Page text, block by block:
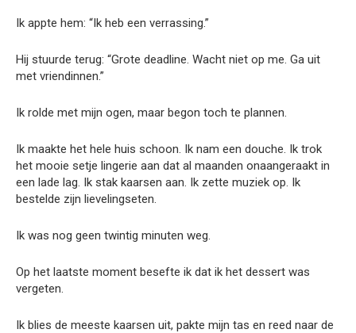
Ik appte hem: “Ik heb een verrassing.”
Hij stuurde terug: “Grote deadline. Wacht niet op me. Ga uit
met vriendinnen.”
Ik rolde met mijn ogen, maar begon toch te plannen.
Ik maakte het hele huis schoon. Ik nam een douche. Ik trok
het mooie setje lingerie aan dat al maanden onaangeraakt in
een lade lag. Ik stak kaarsen aan. Ik zette muziek op. Ik
bestelde zijn lievelingseten.
Ik was nog geen twintig minuten weg.
Op het laatste moment besefte ik dat ik het dessert was
vergeten.
Ik blies de meeste kaarsen uit, pakte mijn tas en reed naar de